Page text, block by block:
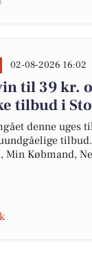
02-08-2026 16:02
til 39 kr.
tilbud i
denne uges
Min Købmand,